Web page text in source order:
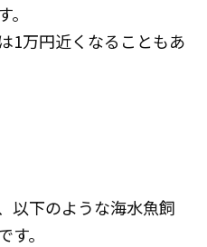
1万円近くなることもあ
以下のような海水魚飼
。